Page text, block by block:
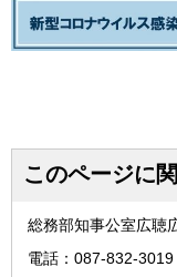
このページに
総務部知事公室広聴
電話：087-832-3019